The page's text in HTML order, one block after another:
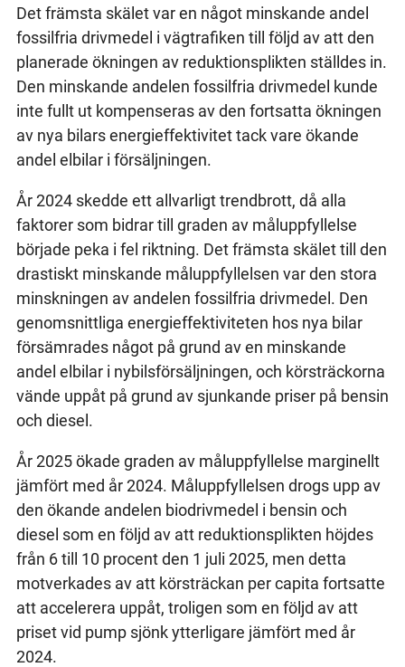
Det främsta skälet var en något minskande andel
fossilfria drivmedel i vägtrafiken till följd av att den
planerade ökningen av reduktionsplikten ställdes in.
Den minskande andelen fossilfria drivmedel kunde
inte fullt ut kompenseras av den fortsatta ökningen
av nya bilars energieffektivitet tack vare ökande
andel elbilar i försäljningen.
År 2024 skedde ett allvarligt trendbrott, då alla
faktorer som bidrar till graden av måluppfyllelse
började peka i fel riktning. Det främsta skälet till den
drastiskt minskande måluppfyllelsen var den stora
minskningen av andelen fossilfria drivmedel. Den
genomsnittliga energieffektiviteten hos nya bilar
försämrades något på grund av en minskande
andel elbilar i nybilsförsäljningen, och körsträckorna
vände uppåt på grund av sjunkande priser på bensin
och diesel.
År 2025 ökade graden av måluppfyllelse marginellt
jämfört med år 2024. Måluppfyllelsen drogs upp av
den ökande andelen biodrivmedel i bensin och
diesel som en följd av att reduktionsplikten höjdes
från 6 till 10 procent den 1 juli 2025, men detta
motverkades av att körsträckan per capita fortsatte
att accelerera uppåt, troligen som en följd av att
priset vid pump sjönk ytterligare jämfört med år
2024.